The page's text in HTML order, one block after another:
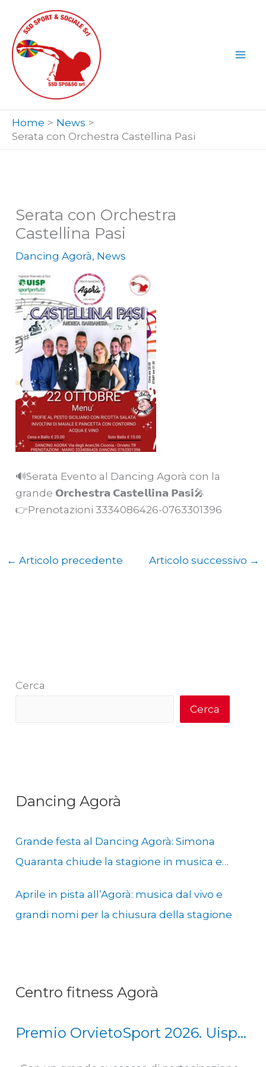
contenuto
Home
News
Serata con Orchestra Castellina Pasi
Serata con Orchestra
Castellina Pasi
Dancing Agorà, News
🔊Serata Evento al Dancing Agorà con la
grande 𝗢𝗿𝗰𝗵𝗲𝘀𝘁𝗿𝗮 𝗖𝗮𝘀𝘁𝗲𝗹𝗹𝗶𝗻𝗮 𝗣𝗮𝘀𝗶🎤
👉Prenotazioni 3334086426-0763301396
← Articolo precedente Articolo successivo →
Cerca
Cerca
Dancing Agorà
Grande festa al Dancing Agorà: Simona
Quaranta chiude la stagione in musica e
Aprile in pista all’Agorà: musica dal vivo e
grandi nomi per la chiusura della stagione
Centro fitness Agorà
Premio OrvietoSport 2026. Uisp